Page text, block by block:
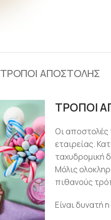
ΤΡΟΠΟΙ ΑΠΟΣΤΟΛΗΣ
ΤΡΟΠΟΙ
Οι αποστολές
εταιρείας.
ταχυδρομική
Μόλις
πιθανούς
Είναι δυνατή